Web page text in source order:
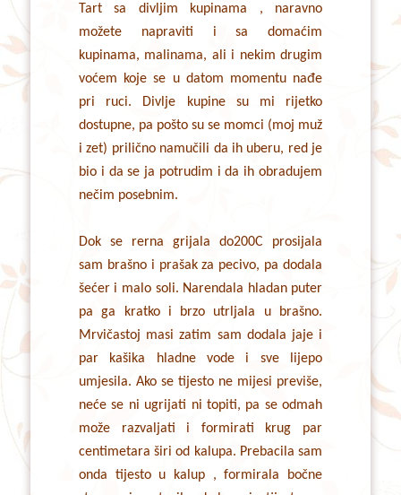
Tart sa divljim kupinama , naravno
možete napraviti i sa domaćim
kupinama, malinama, ali i nekim drugim
voćem koje se u datom momentu nađe
pri ruci. Divlje kupine su mi rijetko
dostupne, pa pošto su se momci (moj muž
i zet) prilično namučili da ih uberu, red je
bio i da se ja potrudim i da ih obradujem
nečim posebnim.
Dok se rerna grijala do200C prosijala
sam brašno i prašak za pecivo, pa dodala
šećer i malo soli. Narendala hladan puter
pa ga kratko i brzo utrljala u brašno.
Mrvičastoj masi zatim sam dodala jaje i
par kašika hladne vode i sve lijepo
umjesila. Ako se tijesto ne mijesi previše,
neće se ni ugrijati ni topiti, pa se odmah
može razvaljati i formirati krug par
centimetara širi od kalupa. Prebacila sam
onda tijesto u kalup , formirala bočne